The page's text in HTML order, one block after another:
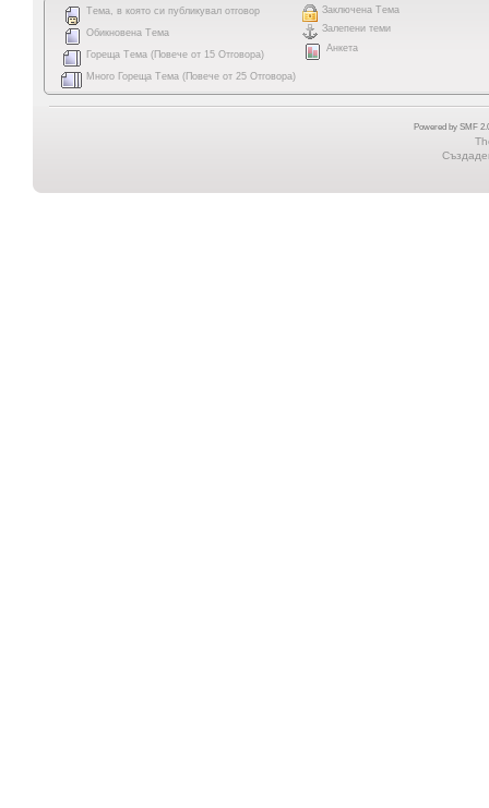
Тема, в която си публикувал отговор
Обикновена Тема
Гореща Тема (Повече от 15 Отговора)
Много Гореща Тема (Повече от 25 Отговора)
Заключена Тема
Залепени теми
Анкета
Powered by SMF